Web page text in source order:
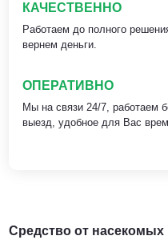
КАЧЕСТВЕННО
Работаем до полного
вернем деньги.
ОПЕРАТИВНО
Мы на связи 24/7, работаем
выезд, удобное для Вас
Средство от насекомых